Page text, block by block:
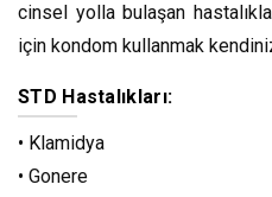
cinsel yolla bulaşan
için kondom kullanmak
STD Hastalıkları:
• Klamidya
• Gonere